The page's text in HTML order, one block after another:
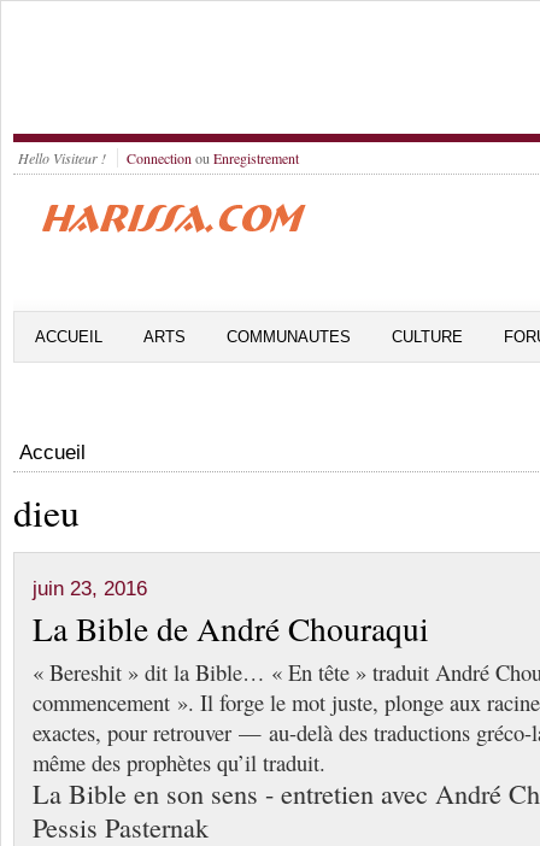
Hello Visiteur ! Connection ou Enregistrement
ACCUEIL ARTS COMMUNAUTES CULTURE
Accueil
dieu
juin 23, 2016
La Bible de André Chouraqui
« Bereshit » dit la Bible… « En tête » traduit André
commencement ». Il forge le mot juste, plonge aux
exactes, pour retrouver — au-delà des traductions
même des prophètes qu’il traduit.
La Bible en son sens - entretien avec André
Pessis Pasternak